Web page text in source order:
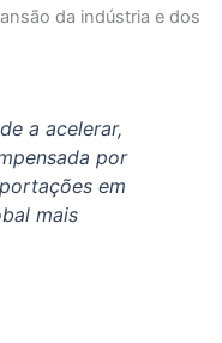
da indústria e dos
a acelerar,
por
em
mais